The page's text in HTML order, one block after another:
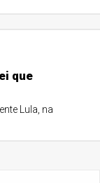
que
Lula, na